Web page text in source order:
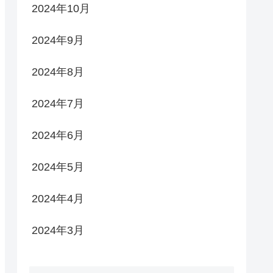
2024年10月
2024年9月
2024年8月
2024年7月
2024年6月
2024年5月
2024年4月
2024年3月